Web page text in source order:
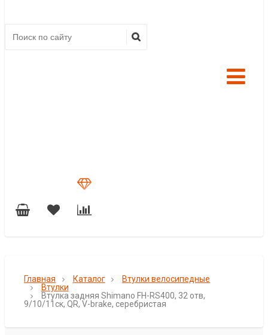
Главная Каталог
Втулки велосипедные
Втулки
Втулка задняя Shimano FH-RS400, 32 отв,
9/10/11ск, QR, V-brake, серебристая